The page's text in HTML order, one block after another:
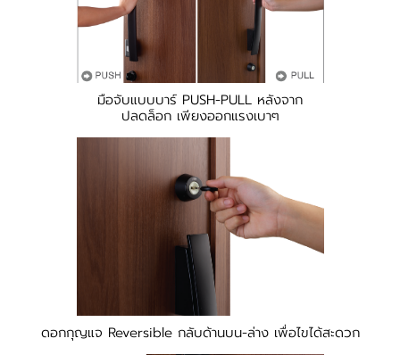
มือจับแบบบาร์ PUSH-PULL หลังจาก
ปลดล็อก เพียงออกแรงเบาๆ
ดอกกุญแจ Reversible กลับด้านบน-ล่าง เพื่อไขได้สะดวก